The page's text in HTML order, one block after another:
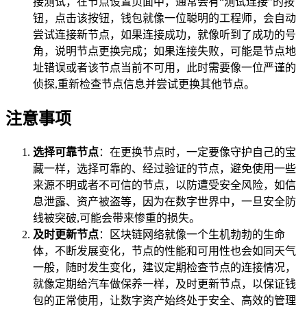
钮，点击该按钮，钱包就像一位聪明的工程师，会自动
尝试连接新节点，如果连接成功，就像听到了成功的号
角，说明节点更换完成；如果连接失败，可能是节点地
址错误或者该节点当前不可用，此时需要像一位严谨的
侦探,重新检查节点信息并尝试更换其他节点。
注意事项
选择可靠节点：在更换节点时，一定要像守护自己的宝
藏一样，选择可靠的、经过验证的节点，避免使用一些
来源不明或者不可信的节点，以防遭受安全风险，如信
息泄露、资产被盗等，因为在数字世界中，一旦安全防
线被突破,可能会带来惨重的损失。
及时更新节点：区块链网络就像一个生机勃勃的生命
体，不断发展变化，节点的性能和可用性也会如同天气
一般，随时发生变化，建议定期检查节点的连接情况，
就像定期给汽车做保养一样，及时更新节点，以保证钱
包的正常使用，让数字资产始终处于安全、高效的管理